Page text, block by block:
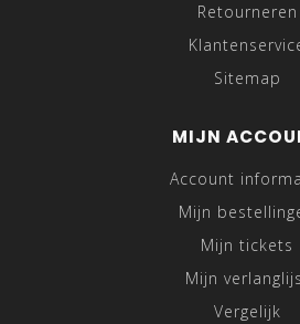
Retourneren
Sitemap
MIJN
Account
Mijn
Mijn tickets
Mijn
Vergelijk